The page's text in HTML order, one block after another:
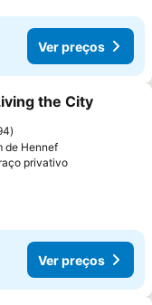
Ver preços
aos favoritos
the City
de Hennef
privativoVer preços
Ver preços